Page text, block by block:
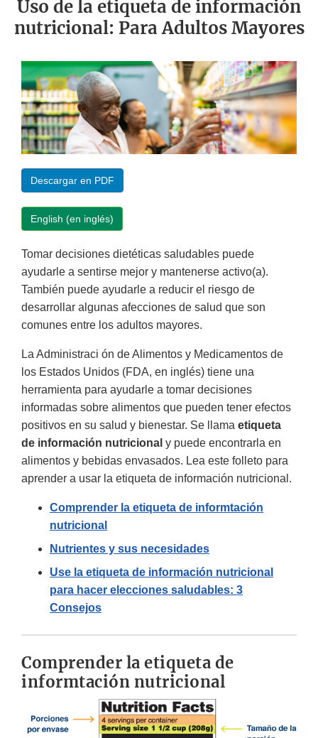
Uso de la etiqueta de información
nutricional: Para Adultos Mayores
Descargar en PDF
English (en inglés)
Tomar decisiones dietéticas saludables puede
ayudarle a sentirse mejor y mantenerse activo(a).
También puede ayudarle a reducir el riesgo de
desarrollar algunas afecciones de salud que son
comunes entre los adultos mayores.
La Administraci ón de Alimentos y Medicamentos de
los Estados Unidos (FDA, en inglés) tiene una
herramienta para ayudarle a tomar decisiones
informadas sobre alimentos que pueden tener efectos
positivos en su salud y bienestar. Se llama etiqueta
de información nutricional y puede encontrarla en
alimentos y bebidas envasados. Lea este folleto para
aprender a usar la etiqueta de información nutricional.
Comprender la etiqueta de informtación
nutricional
Nutrientes y sus necesidades
Use la etiqueta de información nutricional
para hacer elecciones saludables: 3
Consejos
Comprender la etiqueta de
informtación nutricional